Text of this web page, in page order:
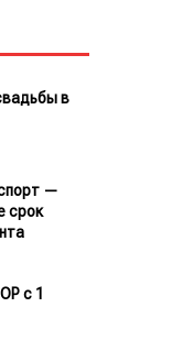
в
—
срок
с 1